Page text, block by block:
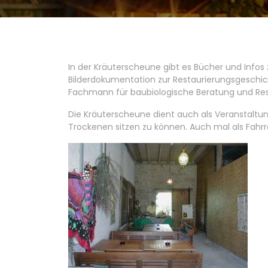
In der Kräuterscheune gibt es Bücher und Infos
Bilderdokumentation zur
Fachmann für baubiologische Beratung und
Die Kräuterscheune dient auch als
Trockenen sitzen zu können. Auch mal als